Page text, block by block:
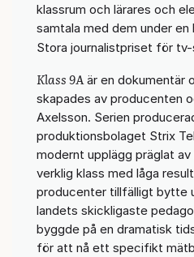
klassrum och lärares och
samtala med dem under
Stora journalistpriset för tv-
Klass 9Aär en dokumentär
skapades av producenten
Axelsson. Serien
produktionsbolaget Strix
modernt upplägg präglat
verklig klass med låga
producenter tillfälligt bytte
landets skickligaste
byggde på en dramatisk
för att nå ett specifikt